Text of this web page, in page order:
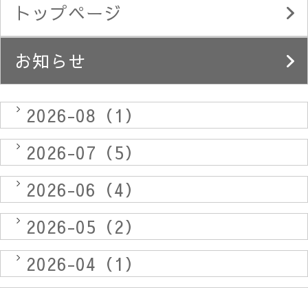
トップページ
お知らせ
2026-08（1）
2026-07（5）
2026-06（4）
2026-05（2）
2026-04（1）